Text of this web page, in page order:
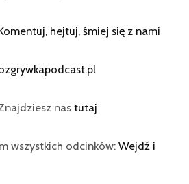
hejtuj, śmiej się z nami
nas tutaj
wszystkich odcinków: Wejdź i